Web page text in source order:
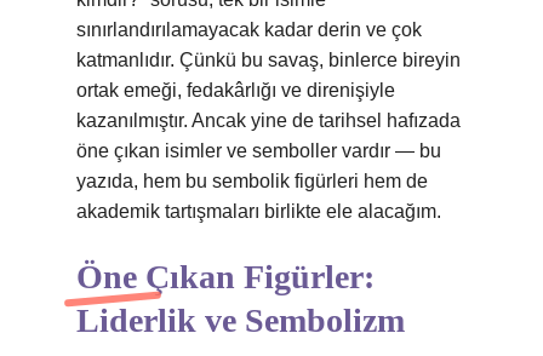
sınırlandırılamayacak kadar derin ve çok
katmanlıdır. Çünkü bu savaş, binlerce bireyin
ortak emeği, fedakârlığı ve direnişiyle
kazanılmıştır. Ancak yine de tarihsel hafızada
öne çıkan isimler ve semboller vardır — bu
yazıda, hem bu sembolik figürleri hem de
akademik tartışmaları birlikte ele alacağım.
Öne Çıkan Figürler:
Liderlik ve Sembolizm